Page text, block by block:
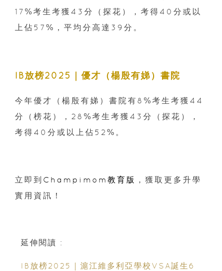
17%考生考獲43分（探花），考得40分或以
上佔57%，平均分高達39分。
IB放榜2025｜優才（楊殷有娣）書院
今年優才（楊殷有娣）書院有8%考生考獲44
分（榜花），28%考生考獲43分（探花），
考得40分或以上佔52%。
立即到 Champimom教育版
，獲取更多升學
實用資訊！
延伸閱讀 :
IB放榜2025｜滬江維多利亞學校VSA誕生6